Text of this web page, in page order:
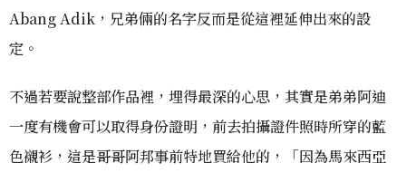
Abang Adik，兄弟倆的名字反而是從這裡延伸出來的設
定。
不過若要說整部作品裡，埋得最深的心思，其實是弟弟阿迪
一度有機會可以取得身份證明，前去拍攝證件照時所穿的藍
色襯衫，這是哥哥阿邦事前特地買給他的，「因為馬來西亞